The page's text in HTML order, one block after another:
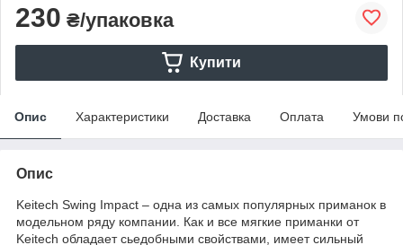
230 ₴/упаковка
Купити
Опис Характеристики Доставка Оплата Умови
Опис
Keitech Swing Impact – одна из самых популярных приманок в
модельном ряду компании. Как и все мягкие приманки от
Keitech обладает сьедобными свойствами, имеет сильный